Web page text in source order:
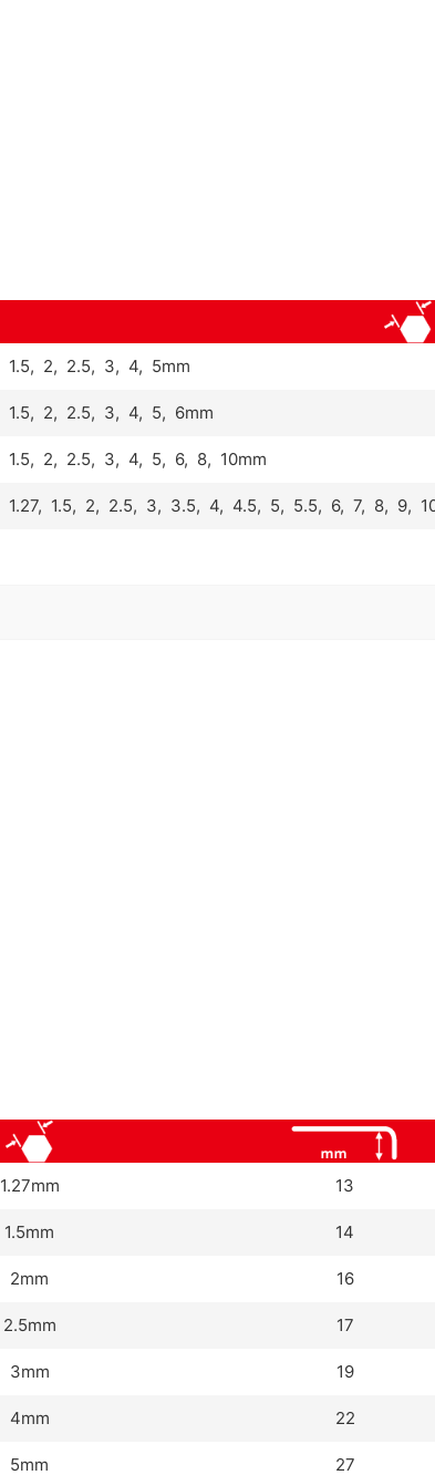
1.5, 2, 2.5, 3, 4, 5mm
1.5, 2, 2.5, 3, 4, 5, 6mm
1.5, 2, 2.5, 3, 4, 5, 6, 8, 10mm
1.27, 1.5, 2, 2.5, 3, 3.5, 4, 4.5, 5, 5.5, 6, 7, 8, 9,
1.27mm 13
1.5mm 14
2mm 16
2.5mm 17
3mm 19
4mm 22
5mm 27